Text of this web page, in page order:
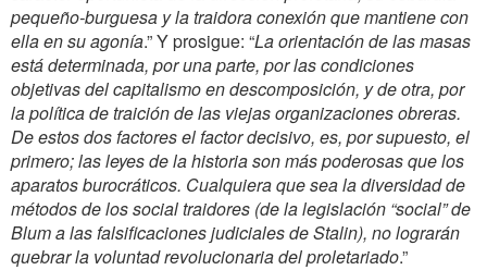
pequeño-burguesa y la traidora conexión que mantiene con
ella en su agonía.” Y prosigue: “La orientación de las masas
está determinada, por una parte, por las condiciones
objetivas del capitalismo en descomposición, y de otra, por
la política de traición de las viejas organizaciones obreras.
De estos dos factores el factor decisivo, es, por supuesto, el
primero; las leyes de la historia son más poderosas que los
aparatos burocráticos. Cualquiera que sea la diversidad de
métodos de los social traidores (de la legislación “social” de
Blum a las falsificaciones judiciales de Stalin), no lograrán
quebrar la voluntad revolucionaria del proletariado.”